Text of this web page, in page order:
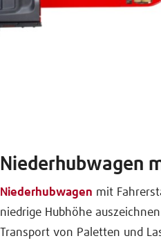
Niederhubwagen
Niederhubwagen mit
niedrige Hubhöhe
Transport von Paletten und